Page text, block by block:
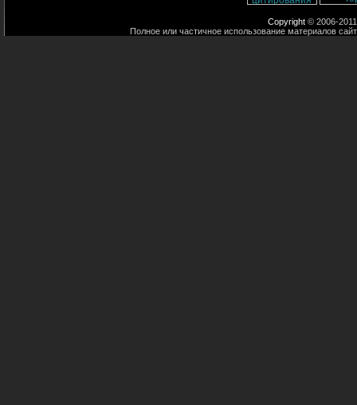
Copyright © 2006-
Полное или частичное использование материалов